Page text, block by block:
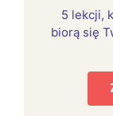
5 lekcji,
biorą się